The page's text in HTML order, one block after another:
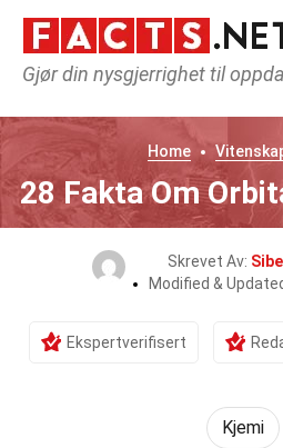
Gjør din nysgjerrighet til
Home
28 Fakta Om
Skrevet Av:
Modified &
Ekspertverifisert
Kjemi